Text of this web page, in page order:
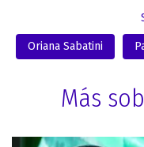
Oriana Sabatini
Más